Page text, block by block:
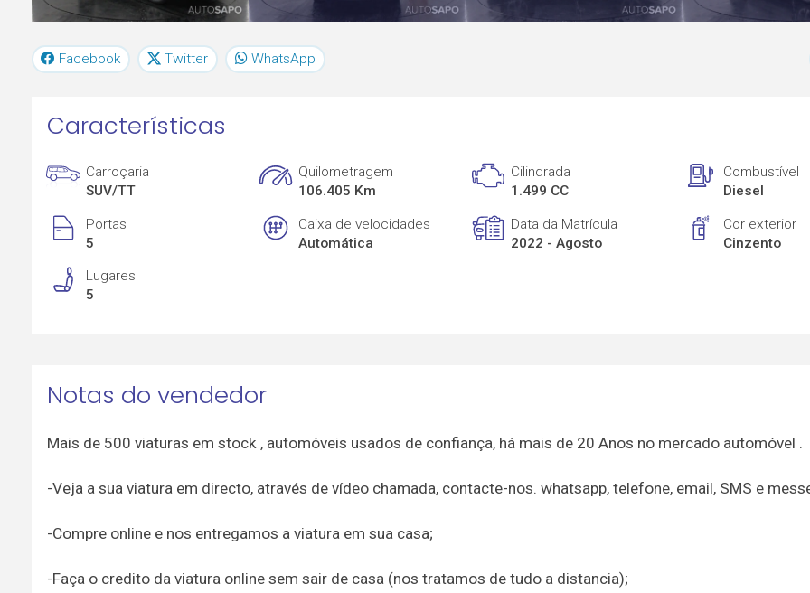
Facebook Twitter WhatsApp
Características
Carroçaria
SUV/TT
Quilometragem
106.405 Km
Cilindrada
1.499 CC
Combustível
Diesel
Portas
5
Caixa de velocidades
Automática
Data da Matrícula
2022 - Agosto
Cor exterior
Cinzento
Lugares
5
Notas do vendedor
Mais de 500 viaturas em stock , automóveis usados de confiança, há mais de 20 Anos no mercado automóvel .
-Veja a sua viatura em directo, através de vídeo chamada, contacte-nos. whatsapp, telefone, email, SMS e
-Compre online e nos entregamos a viatura em sua casa;
-Faça o credito da viatura online sem sair de casa (nos tratamos de tudo a distancia);